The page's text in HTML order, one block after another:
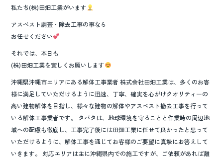
私たち(株)田畑工業がいます
アスベスト調査・除去工事の事なら
お任せください
それでは、本日も
(株)田畑工業を宜しくお願いします
沖縄県沖縄市エリアにある解体工事業者 株式会社田畑工業は、多くのお客
様に満足していただけるように迅速、丁寧、確実を心がけクオリティーの
高い建物解体を目指し、様々な建物の解体やアスベスト撤去工事を行って
いる解体工事業者です。 タバタは、地球環境を守ることと作業時の周辺地
域への配慮も徹底し、工事完了後には田畑工業に任せて良かったと思って
いただけるように、解体工事を通じてお客様のご要望に真摯にお答えして
いきます。 対応エリアは主に沖縄県内での施工ですが、ご依頼があれば離